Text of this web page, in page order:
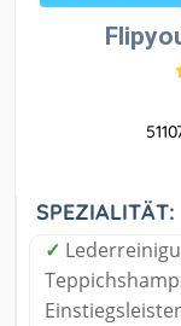
SPEZIALITÄT:
✓